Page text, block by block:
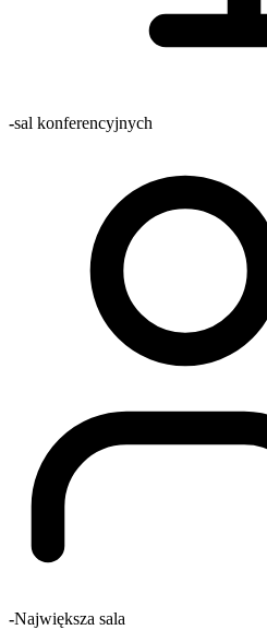
-sal konferencyjnych
-Największa sala